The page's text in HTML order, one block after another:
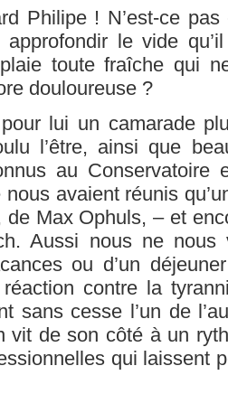
Philipe ! N’est-ce
approfondir le vide
toute fraîche qui
douloureuse ?
lui un camarade
l’être, ainsi que
au Conservatoire
avaient réunis
Max Ophuls, – et
Aussi nous ne nous
ou d’un
contre la
sans cesse l’un de
vit de son côté à un
qui laissent